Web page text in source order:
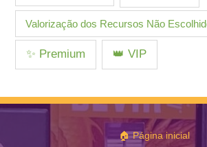
Valorização dos Recursos Não
✨ Premium 👑 VIP
🏠 Página inicial